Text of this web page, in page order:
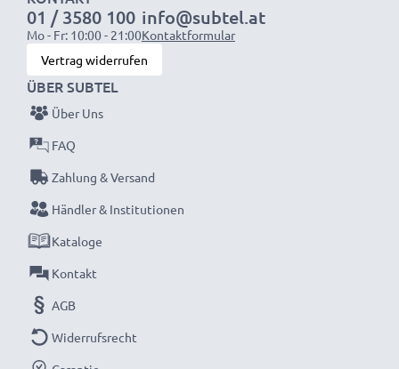
01 / 3580 100
Mo - Fr: 10:00 - 21:00
info@subtel.at
Kontaktformular
Vertrag widerrufen
ÜBER SUBTEL
Über Uns
FAQ
Zahlung & Versand
Händler & Institutionen
Kataloge
Kontakt
AGB
Widerrufsrecht